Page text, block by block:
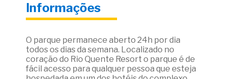
Informações
O parque permanece aberto 24h por dia
todos os dias da semana. Localizado no
coração do Rio Quente Resort o parque é de
fácil acesso para qualquer pessoa que esteja